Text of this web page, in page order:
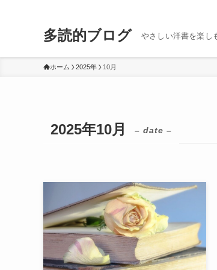
多読的ブログ やさしい洋書を楽し
ホーム 2025年 10月
2025年10月 – date –